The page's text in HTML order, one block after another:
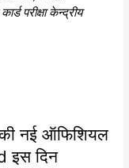
परीक्षा केन्द्रीय
की नई ऑफिशियल
इस दिन